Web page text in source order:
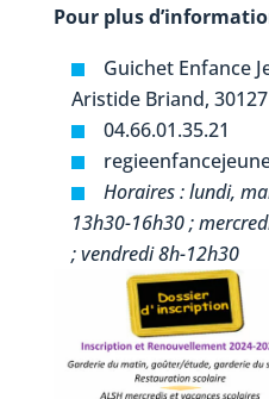
Pour plus
Guichet Enfance
Aristide Briand, 30127
04.66.01.35.21
Horaires : lundi,
13h30-16h30 ;
; vendredi 8h-12h30